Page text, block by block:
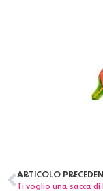
ARTICOLO
Ti voglio una sacca di